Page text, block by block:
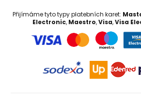
Přijímáme tyto typy platebních karet:
Electronic, Maestro,Visa,Visa